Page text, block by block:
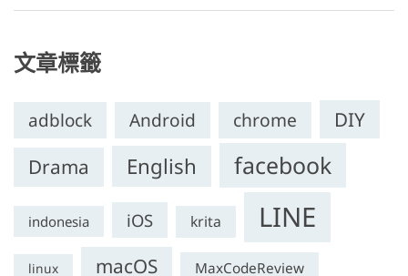
文章標籤
adblock Android chrome
DIY
Drama
English facebook
indonesia iOS krita LINE
linux macOS MaxCodeReview